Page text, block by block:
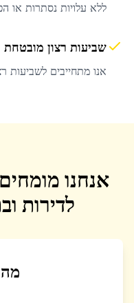
ללא עלויות נסתרות או
שביעות רצון מובטחת
אנו מתחייבים לשביעות
אנחנו
לדירות
מה